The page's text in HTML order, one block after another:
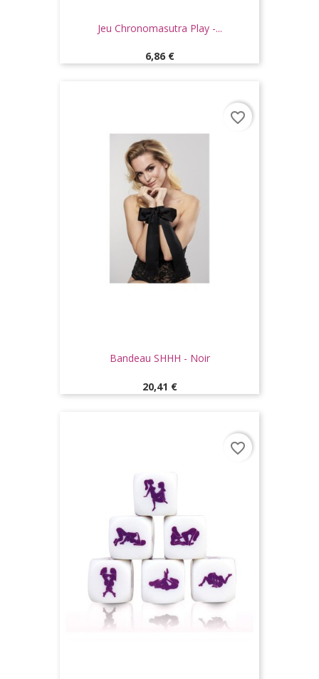
Jeu Chronomasutra Play -...
Prix
6,86 €
Bandeau SHHH - Noir
Prix
20,41 €
favorite_border
favorite_border